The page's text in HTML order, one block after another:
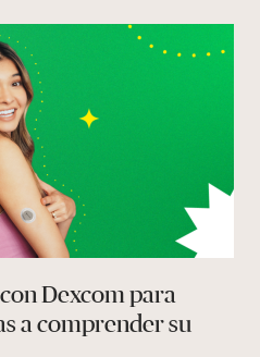
Dexcom para
a comprender su